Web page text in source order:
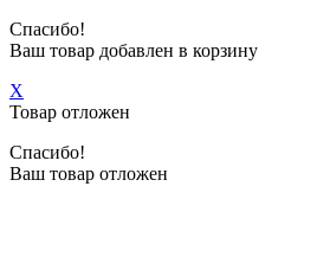
Спасибо!
Ваш товар добавлен в корзину
X
Товар отложен
Спасибо!
Ваш товар отложен